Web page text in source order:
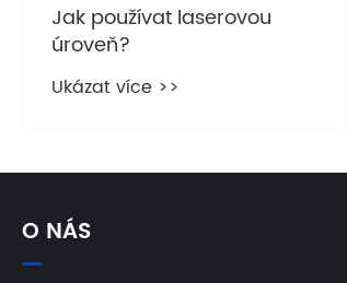
Jak používat laserovou
úroveň?
Ukázat více >>
O NÁS